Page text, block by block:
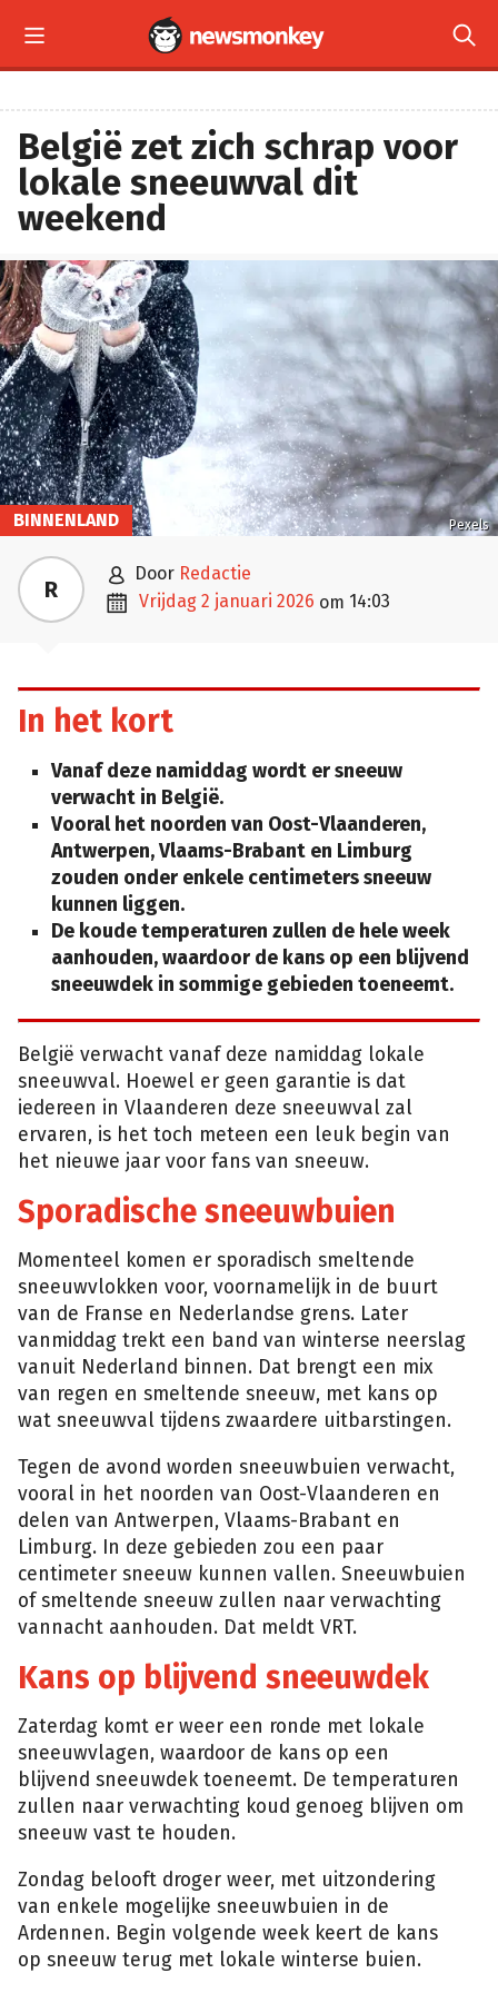
 
België zet zich schrap voor
lokale sneeuwval dit
weekend
Pexels
BINNENLAND
R  door Redactie
 vrijdag 2 januari 2026 om 14:03
In het kort
Vanaf deze namiddag wordt er sneeuw
verwacht in België.
Vooral het noorden van Oost-Vlaanderen,
Antwerpen, Vlaams-Brabant en Limburg
zouden onder enkele centimeters sneeuw
kunnen liggen.
De koude temperaturen zullen de hele week
aanhouden, waardoor de kans op een blijvend
sneeuwdek in sommige gebieden toeneemt.
België verwacht vanaf deze namiddag lokale
sneeuwval. Hoewel er geen garantie is dat
iedereen in Vlaanderen deze sneeuwval zal
ervaren, is het toch meteen een leuk begin van
het nieuwe jaar voor fans van sneeuw.
Sporadische sneeuwbuien
Momenteel komen er sporadisch smeltende
sneeuwvlokken voor, voornamelijk in de buurt
van de Franse en Nederlandse grens. Later
vanmiddag trekt een band van winterse neerslag
vanuit Nederland binnen. Dat brengt een mix
van regen en smeltende sneeuw, met kans op
wat sneeuwval tijdens zwaardere uitbarstingen.
Tegen de avond worden sneeuwbuien verwacht,
vooral in het noorden van Oost-Vlaanderen en
delen van Antwerpen, Vlaams-Brabant en
Limburg. In deze gebieden zou een paar
centimeter sneeuw kunnen vallen. Sneeuwbuien
of smeltende sneeuw zullen naar verwachting
vannacht aanhouden. Dat meldt VRT.
Kans op blijvend sneeuwdek
Zaterdag komt er weer een ronde met lokale
sneeuwvlagen, waardoor de kans op een
blijvend sneeuwdek toeneemt. De temperaturen
zullen naar verwachting koud genoeg blijven om
sneeuw vast te houden.
Zondag belooft droger weer, met uitzondering
van enkele mogelijke sneeuwbuien in de
Ardennen. Begin volgende week keert de kans
op sneeuw terug met lokale winterse buien.